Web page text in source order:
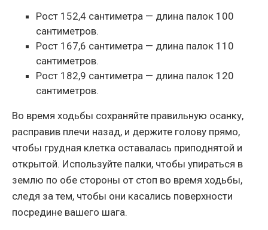
Рост 152,4 сантиметра — длина палок 100
сантиметров.
Рост 167,6 сантиметра — длина палок 110
сантиметров.
Рост 182,9 сантиметра — длина палок 120
сантиметров.
Во время ходьбы сохраняйте правильную осанку,
расправив плечи назад, и держите голову прямо,
чтобы грудная клетка оставалась приподнятой и
открытой. Используйте палки, чтобы упираться в
землю по обе стороны от стоп во время ходьбы,
следя за тем, чтобы они касались поверхности
посредине вашего шага.